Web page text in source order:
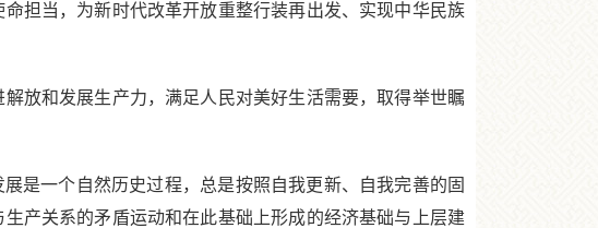
担当，为新时代改革开放重整行装再出发、实现中华民族
和发展生产力，满足人民对美好生活需要，取得举世瞩
一个自然历史过程，总是按照自我更新、自我完善的固
产关系的矛盾运动和在此基础上形成的经济基础与上层建